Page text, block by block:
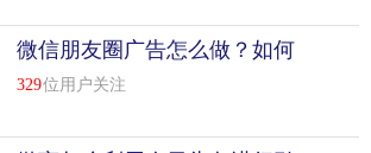
微信朋友圈广告怎么做？如何
推广有效果？
329位用户关注